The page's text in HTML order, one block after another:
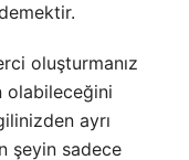
oluşturmanız
olabileceğini
ayrı
şeyin sadece